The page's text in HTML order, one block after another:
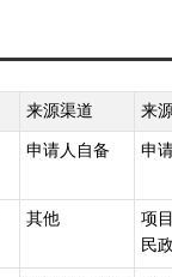
来源渠道 来
申请人自备 申
其他
项
民